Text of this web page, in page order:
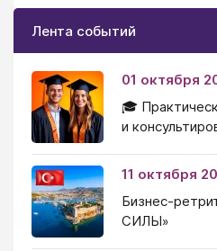
Лента событий
01 октября
🎓
и
11 октября
Бизнес-
СИЛЫ»